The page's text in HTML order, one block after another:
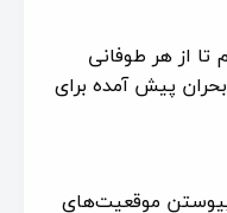
تا از هر طوفانی
پیش آمده برای
پیوستن موقعیت‌های